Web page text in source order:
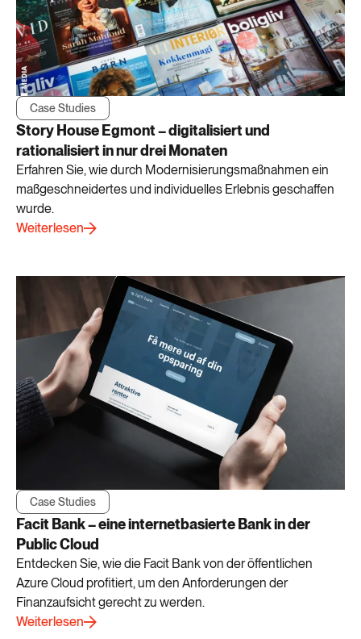
Case Studies
Story House Egmont – digitalisiert und
rationalisiert in nur drei Monaten
Erfahren Sie, wie durch Modernisierungsmaßnahmen ein
maßgeschneidertes und individuelles Erlebnis geschaffen
wurde.
Weiterlesen
Case Studies
Facit Bank – eine internetbasierte Bank in der
Public Cloud
Entdecken Sie, wie die Facit Bank von der öffentlichen
Azure Cloud profitiert, um den Anforderungen der
Finanzaufsicht gerecht zu werden.
Weiterlesen